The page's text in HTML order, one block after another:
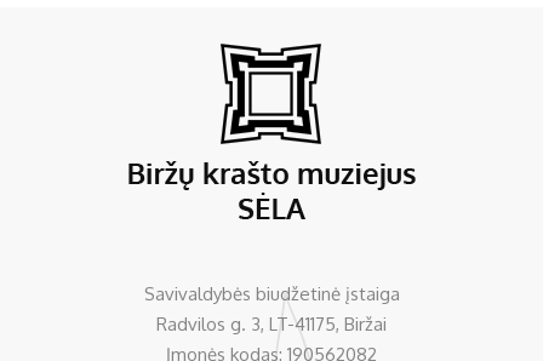
Savivaldybės biudžetinė įstaiga
Radvilos g. 3, LT-41175, Biržai
Įmonės kodas: 190562082